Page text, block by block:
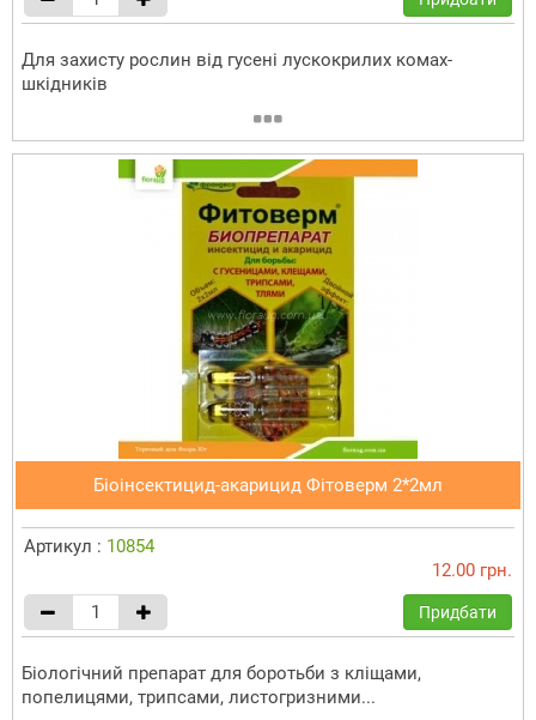
Для захисту рослин від гусені лускокрилих комах-
шкідників
Біоінсектицид-акарицид Фітоверм 2*2мл
Артикул : 10854
12.00 грн.
Придбати
Біологічний препарат для боротьби з кліщами,
попелицями, трипсами, листогризними...